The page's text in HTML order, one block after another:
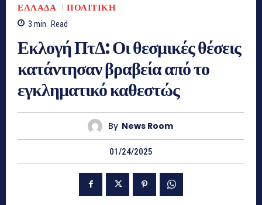
ΕΛΛΑΔΑ ΠΟΛΙΤΙΚΗ
3 min. Read
Εκλογή ΠτΔ: Οι θεσμικές θέσεις
κατάντησαν βραβεία από το
εγκληματικό καθεστώς
By News Room
01/24/2025